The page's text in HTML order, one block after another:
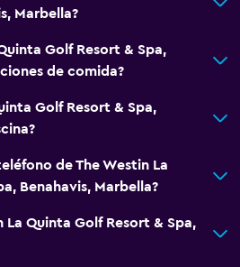
Marbella?
Golf Resort & Spa,
de comida?
Golf Resort & Spa,
de The Westin La
Benahavis, Marbella?
La Quinta Golf Resort & Spa,